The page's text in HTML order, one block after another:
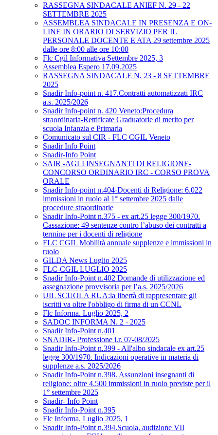
RASSEGNA SINDACALE ANIEF N. 29 - 22
SETTEMBRE 2025
ASSEMBLEA SINDACALE IN PRESENZA E ON-
LINE IN ORARIO DI SERVIZIO PER IL
PERSONALE DOCENTE E ATA 29 settembre 2025
dalle ore 8:00 alle ore 10:00
Flc Cgil Informativa Settembre 2025, 3
Assemblea Espero 17.09.2025
RASSEGNA SINDACALE N. 23 - 8 SETTEMBRE
2025
Snadir Info-point n. 417.Contratti automatizzati IRC
a.s. 2025/2026
Snadir Info-point n. 420 Veneto:Procedura
straordinaria-Rettificate Graduatorie di merito per
scuola Infanzia e Primaria
Comunicato sul CIR - FLC CGIL Veneto
Snadir Info Point
Snadir-Info Point
SAIR -AGLI INSEGNANTI DI RELIGIONE-
CONCORSO ORDINARIO IRC - CORSO PROVA
ORALE
Snadir Info-point n.404-Docenti di Religione: 6.022
immissioni in ruolo al 1° settembre 2025 dalle
procedure straordinarie
Snadir Info-Point n.375 - ex art.25 legge 300/1970.
Cassazione: 49 sentenze contro l’abuso dei contratti a
termine per i docenti di religione
FLC CGIL Mobilità annuale supplenze e immissioni in
ruolo
GILDA News Luglio 2025
FLC-CGIL LUGLIO 2025
Snadir Info-Point n.402 Domande di utilizzazione ed
assegnazione provvisoria per l’a.s. 2025/2026
UIL SCUOLA RUA:la libertà di rappresentare gli
iscritti va oltre l'obbligo di firma di un CCNL
Flc Informa. Luglio 2025, 2
SADOC INFORMA N. 2 - 2025
Snadir Info-Point n.401
SNADIR- Professione i.r. 07-08/2025
Snadir Info-Point n.399 - All'albo sindacale ex art.25
legge 300/1970. Indicazioni operative in materia di
supplenze a.s. 2025/2026
Snadir Info-Point n.398. Assunzioni insegnanti di
religione: oltre 4.500 immissioni in ruolo previste per il
1° settembre 2025
Snadir- Info Point
Snadir Info-Point n.395
Flc Informa. Luglio 2025, 1
Snadir Info-Point n.394.Scuola, audizione VII